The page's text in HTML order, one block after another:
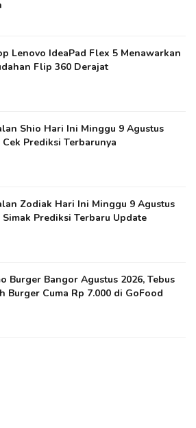
Lenovo IdeaPad Flex 5 Menawarkan
Flip 360 Derajat
Shio Hari Ini Minggu 9 Agustus
Cek Prediksi Terbarunya
Zodiak Hari Ini Minggu 9 Agustus
Simak Prediksi Terbaru Update
Burger Bangor Agustus 2026, Tebus
Burger Cuma Rp 7.000 di GoFood